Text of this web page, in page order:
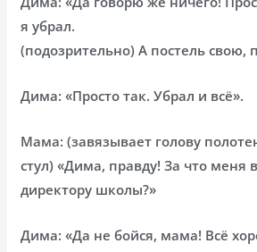
я убрал.
(подозрительно) А постель свою,
Дима: «Просто так. Убрал и всё».
Мама: (завязывает голову
стул) «Дима, правду! За что меня
директору школы?»
Дима: «Да не бойся, мама! Всё